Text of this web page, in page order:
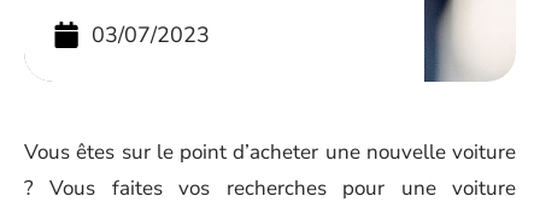
03/07/2023
Vous êtes sur le point d’acheter une nouvelle voiture
? Vous faites vos recherches pour une voiture